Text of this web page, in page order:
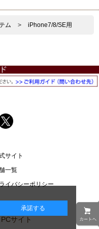
ム > iPhone7/8/SE用
サイト
一覧
イバシーポリシー
PCサイト
承諾する